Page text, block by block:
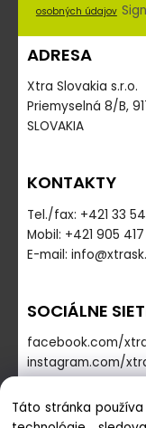
osobných údajov
ADRESA
Xtra Slovakia s.r.o.
Priemyselná 8/B,
SLOVAKIA
KONTAKTY
Tel./fax: +421 33
Mobil: +421 905 417
E-mail:
SOCIÁLNE
facebook.com/
instagram.com/
Táto stránka